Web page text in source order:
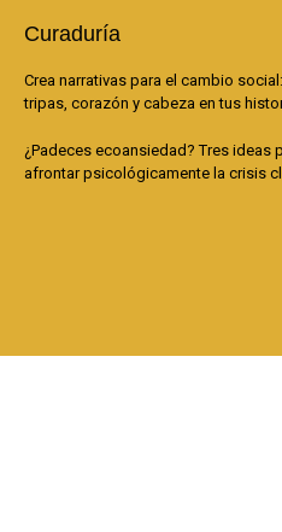
Curaduría
Crea narrativas para el cambio
tripas, corazón y cabeza en tus
¿Padeces ecoansiedad? Tres ideas
afrontar psicológicamente la crisis